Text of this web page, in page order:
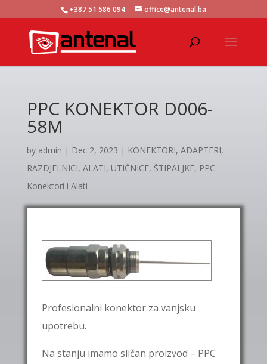
+387 51 586 094 office@antenal.ba
PPC KONEKTOR D006-
58M
by admin | Dec 2, 2023 | KONEKTORI, ADAPTERI,
RAZDJELNICI, ALATI, UTIČNICE, ŠTIPALJKE, PPC
Konektori i Alati
Profesionalni konektor za vanjsku
upotrebu.
Na stanju imamo sličan proizvod – PPC